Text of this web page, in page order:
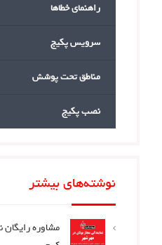
راهنمای خطاها
سرویس پکیج
مناطق تحت پوشش
نصب پکیج
نوشته‌های بیشتر
مشاوره